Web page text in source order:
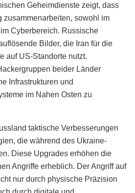
Geheimdienste zeigt, dass
zusammenarbeiten, sowohl im
Cyberbereich. Russische
Bilder, die Iran für die
auf US-Standorte nutzt.
beider Länder
Infrastrukturen und
im Nahen Osten zu
taktische Verbesserungen
die während des Ukraine-
Diese Upgrades erhöhen die
Angriffe erheblich. Der Angriff auf
nur durch physische Präzision